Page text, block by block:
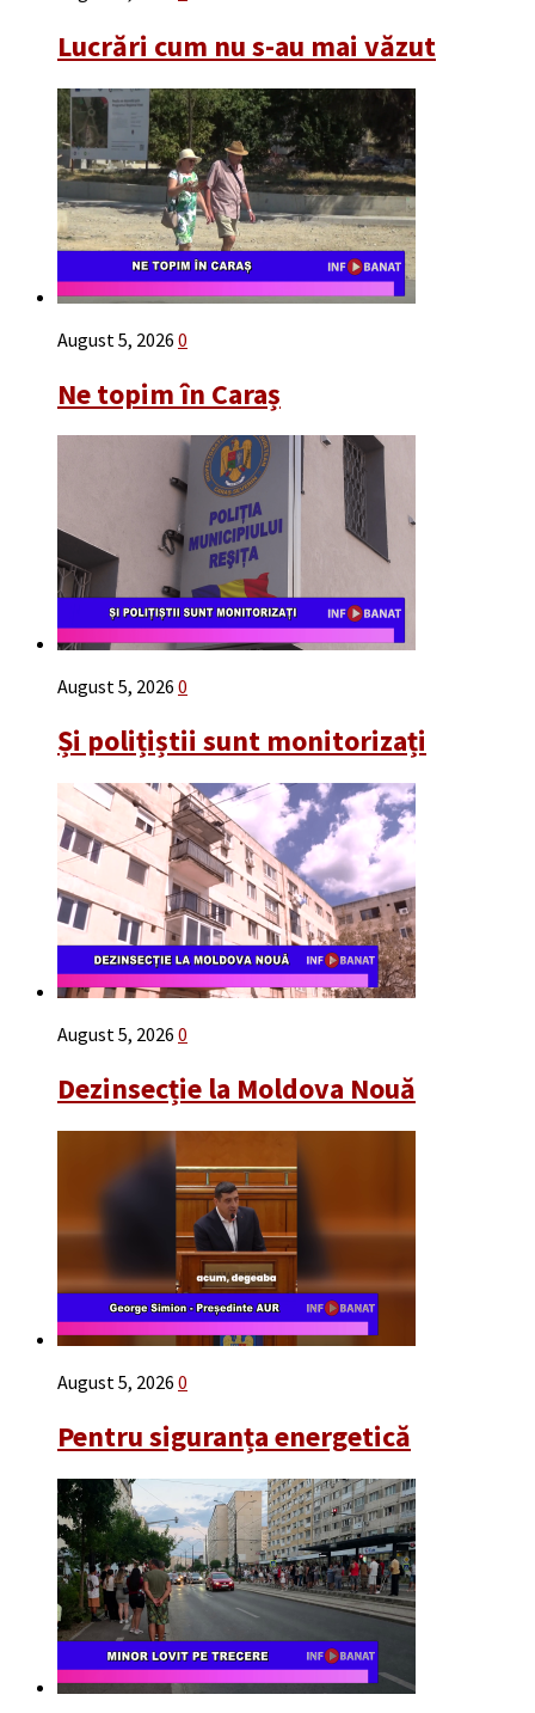
Lucrări cum nu s-au mai văzut
August 5, 2026 0
Ne topim în Caraș
August 5, 2026 0
Și polițiștii sunt monitorizați
August 5, 2026 0
Dezinsecție la Moldova Nouă
August 5, 2026 0
Pentru siguranța energetică